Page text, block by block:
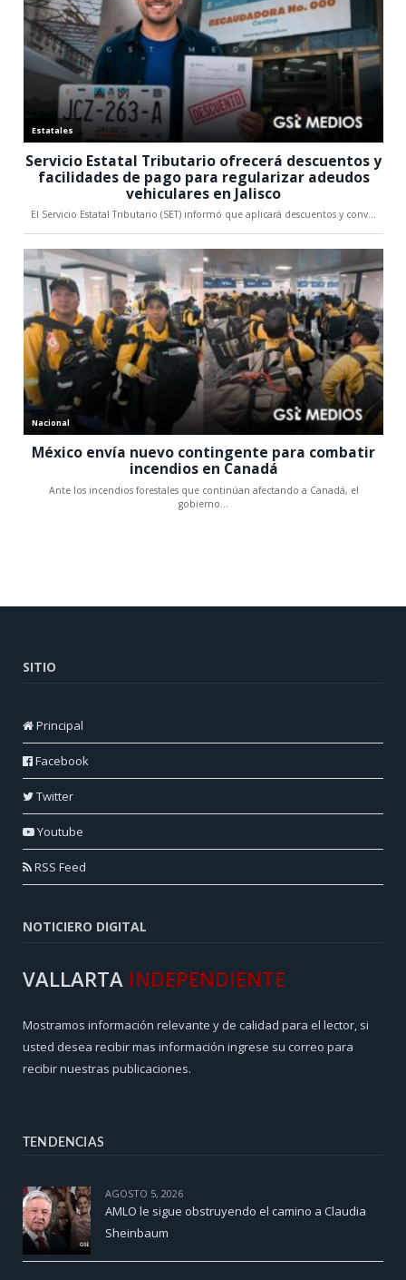
SITIO
Principal
Facebook
Twitter
Youtube
RSS Feed
NOTICIERO DIGITAL
VALLARTA INDEPENDIENTE
Mostramos información relevante y de calidad para el lector, si
usted desea recibir mas información ingrese su correo para
recibir nuestras publicaciones.
TENDENCIAS
AGOSTO 5, 2026
AMLO le sigue obstruyendo el camino a Claudia
Sheinbaum